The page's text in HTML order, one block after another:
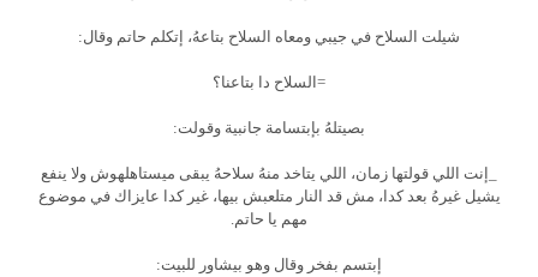
شيلت السلاح في جيبي ومعاه السلاح بتاعهُ، إتكلم حاتم وقال:
=السلاح دا بتاعنا؟
بصيتلهُ بإبتسامة جانبية وقولت:
_إنت اللي قولتها زمان، اللي يتاخد منهُ سلاحهُ يبقى ميستاهلهوش ولا ينفع
يشيل غيرهُ بعد كدا، مش قد النار متلعبش بيها، غير كدا عايزاك في موضوع
مهم يا حاتم.
إبتسم بفخر وقال وهو بيشاور للبيت: